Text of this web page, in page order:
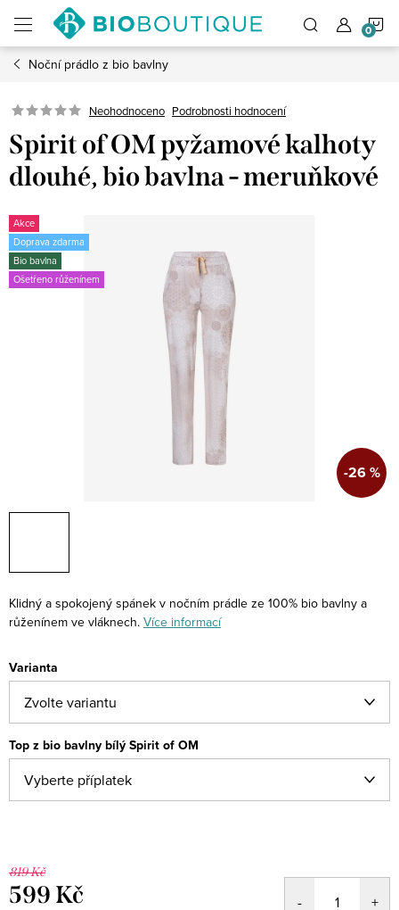
obsah
Noční prádlo z bio bavlny
Neohodnoceno Podrobnosti hodnocení
Spirit of OM pyžamové kalhoty
dlouhé, bio bavlna - meruňkové
Akce
Doprava zdarma
Bio bavlna
Ošetřeno růženínem
-26 %
Klidný a spokojený spánek v nočním prádle ze 100% bio bavlny a
růženínem ve vláknech. Více informací
Varianta
Top z bio bavlny bílý Spirit of OM
819 Kč
599 Kč